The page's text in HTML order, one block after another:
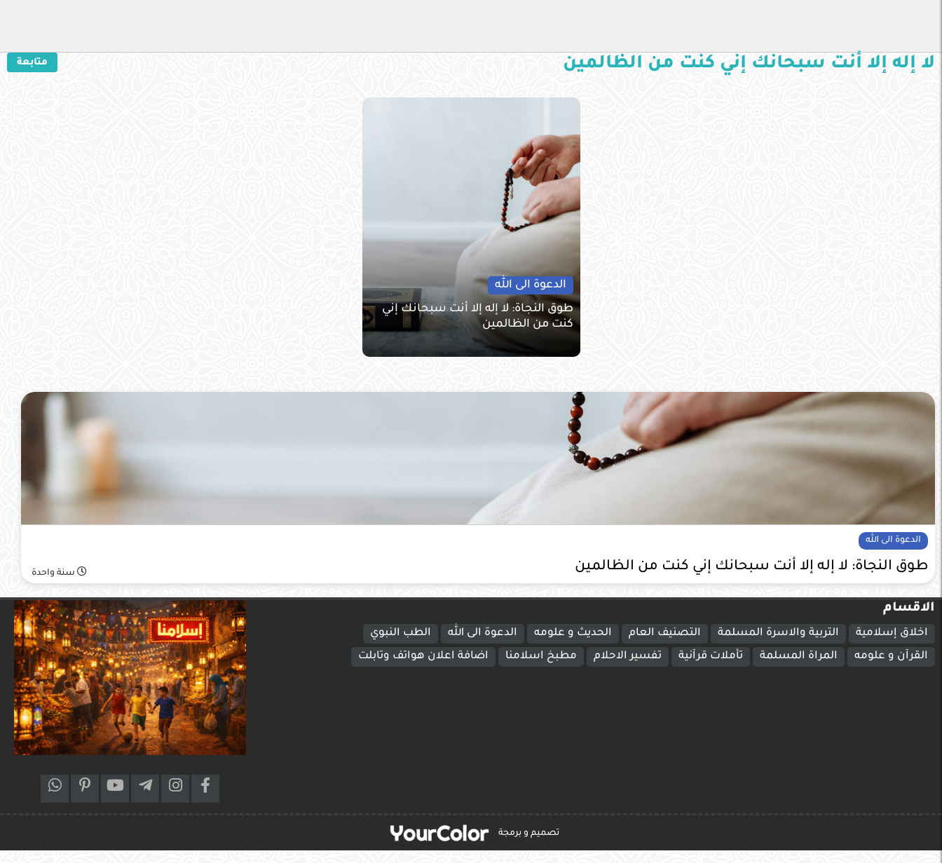
لا إله إلا أنت سبحانك إني كنت من الظالمين متابعة
الدعوة الى الله
طوق النجاة: لا إله إلا أنت سبحانك إني
كنت من الظالمين
الدعوة الى الله
طوق النجاة: لا إله إلا أنت سبحانك إني كنت من الظالمين سنة واحدة
الاقسام
اخلاق إسلامية التربية والاسرة المسلمة التصنيف العام الحديث و علومه الدعوة الى الله
الطب النبوي
القرآن و علومه
المراة المسلمة تأملات قرآنية تفسير الاحلام مطبخ اسلامنا اضافة اعلان هواتف وتابلت
تصميم و برمجة